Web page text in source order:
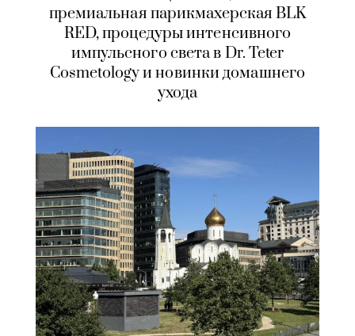
премиальная парикмахерская BLK
RED, процедуры интенсивного
импульсного света в Dr. Teter
Cosmetology и новинки домашнего
ухода